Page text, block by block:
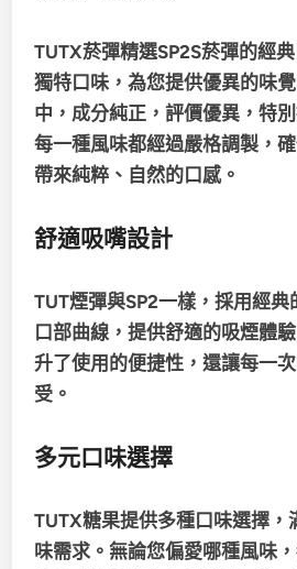
TUTX菸彈精選SP2S菸彈的經
獨特口味，為您提供優異的味覺
中，成分純正，評價優異，特
每一種風味都經過嚴格調製，
帶來純粹、自然的口感。
舒適吸嘴設計
TUT煙彈與SP2一樣，採用經
口部曲線，提供舒適的吸煙體
升了使用的便捷性，還讓每一
受。
多元口味選擇
TUTX糖果提供多種口味選擇，
味需求。無論您偏愛哪種風味